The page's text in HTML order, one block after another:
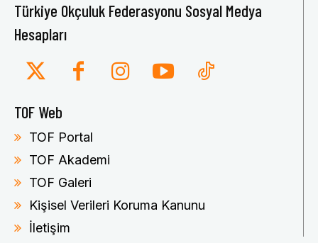
Türkiye Okçuluk Federasyonu Sosyal Medya
Hesapları
TOF Web
TOF Portal
TOF Akademi
TOF Galeri
Kişisel Verileri Koruma Kanunu
İletişim